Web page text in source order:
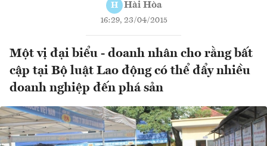
H Hài Hòa
16:29, 23/04/2015
Một vị đại biểu - doanh nhân cho rằng bất
cập tại Bộ luật Lao động có thể đẩy nhiều
doanh nghiệp đến phá sản